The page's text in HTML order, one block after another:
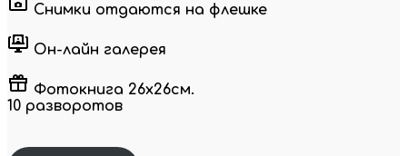
Снимки отдаются на флешке
Он-лайн галерея
Фотокнига 26х26см.
10 разворотов